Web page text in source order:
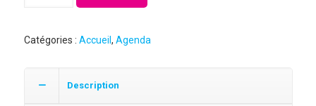
prestige
Catégories : Accueil , Agenda
Description